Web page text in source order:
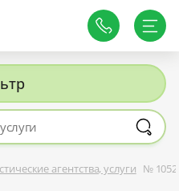
агентства, услуги №